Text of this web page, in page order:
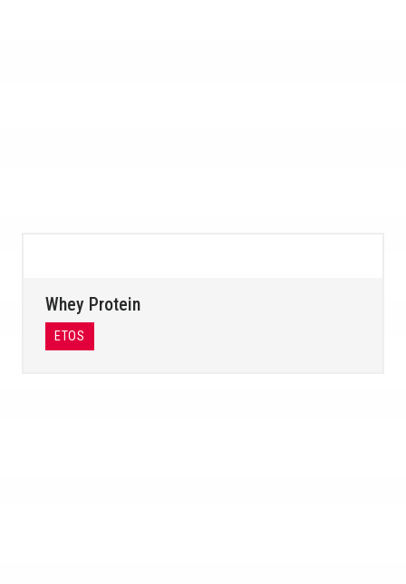
Whey Protein
ETOS